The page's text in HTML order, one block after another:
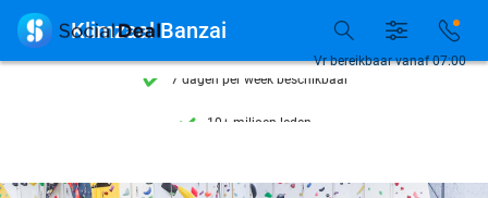
7 dagen per week beschikbaarVr bereikbaar vanaf 07:00
 Klimzaal Banzai